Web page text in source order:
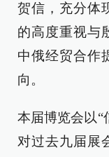
贺信，充分体
的高度重视与
中俄经贸合作
向。
本届博览会以“
对过去九届展